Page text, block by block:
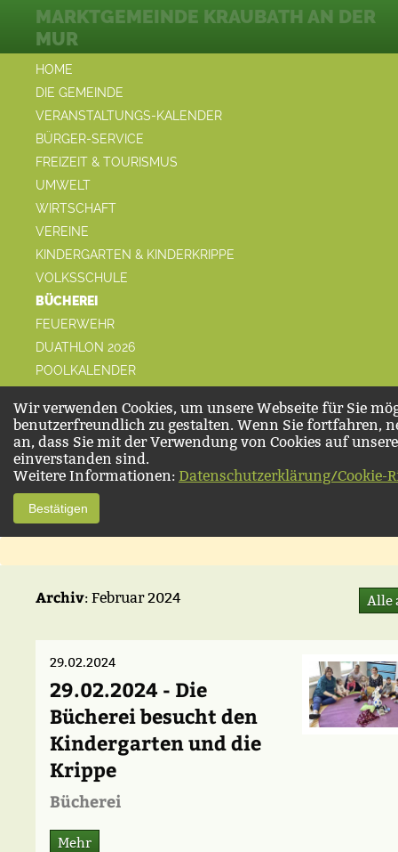
HOME
DIE GEMEINDE
VERANSTALTUNGS-KALENDER
BÜRGER-SERVICE
FREIZEIT & TOURISMUS
UMWELT
WIRTSCHAFT
VEREINE
KINDERGARTEN & KINDERKRIPPE
VOLKSSCHULE
BÜCHEREI
FEUERWEHR
DUATHLON 2026
POOLKALENDER
MARKTGEMEINDE KRAUBATH AN DER
MUR
Wir verwenden Cookies, um unsere Webseite für Sie
benutzerfreundlich zu gestalten. Wenn Sie fortfahren,
an, dass Sie mit der Verwendung von Cookies auf
einverstanden sind.
Weitere Informationen: Datenschutzerklärung/Cookie-
Bestätigen
Archiv: Februar 2024 Alle
29.02.2024
29.02.2024 - Die
Bücherei besucht den
Kindergarten und die
Krippe
Bücherei
Mehr